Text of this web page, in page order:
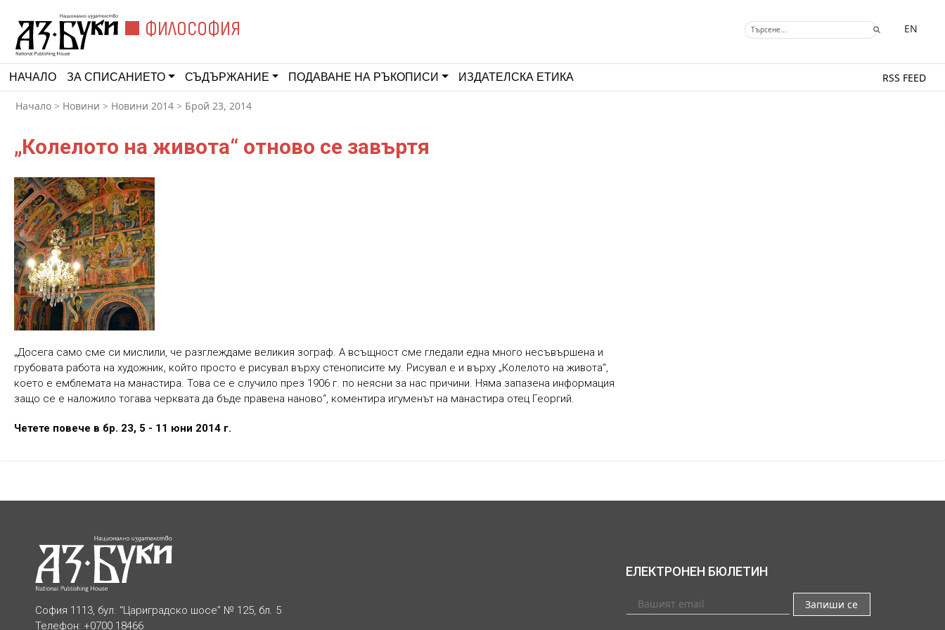
ФИЛОСОФИЯ EN
НАЧАЛО ЗА СПИСАНИЕТО СЪДЪРЖАНИЕ ПОДАВАНЕ НА РЪКОПИСИ ИЗДАТЕЛСКА ЕТИКА RSS FEED
Начало > Новини > Новини 2014 > Брой 23, 2014
„Колелото на живота“ отново се завъртя
„Досега само сме си мислили, че разглеждаме великия зограф. А всъщност сме гледали една много несъвършена и
грубовата работа на художник, който просто е рисувал върху стенописите му. Рисувал е и върху „Колелото на живота“,
което е емблемата на манастира. Това се е случило през 1906 г. по неясни за нас причини. Няма запазена информация
защо се е наложило тогава черквата да бъде правена наново“, коментира игуменът на манастира отец Георгий.
Четете повече в бр. 23, 5 - 11 юни 2014 г.
София 1113, бул. “Цариградско шосе” № 125, бл. 5
Телефон: +0700 18466
ЕЛЕКТРОНЕН БЮЛЕТИН
Запиши се